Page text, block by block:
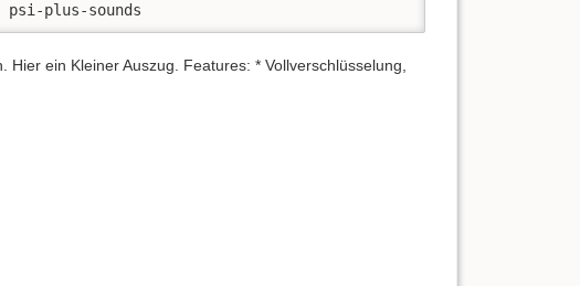
plus-sounds
ein Kleiner Auszug. Features: * Vollverschlüsselung,